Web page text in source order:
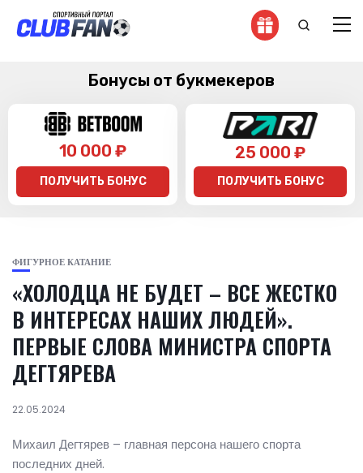
Бонусы от букмекеров
10 000 ₽
ПОЛУЧИТЬ БОНУС
25 000 ₽
ПОЛУЧИТЬ БОНУС
ФИГУРНОЕ КАТАНИЕ
«ХОЛОДЦА НЕ БУДЕТ – ВСЕ ЖЕСТКО
В ИНТЕРЕСАХ НАШИХ ЛЮДЕЙ».
ПЕРВЫЕ СЛОВА МИНИСТРА СПОРТА
ДЕГТЯРЕВА
22.05.2024
Михаил Дегтярев – главная персона нашего спорта
последних дней.